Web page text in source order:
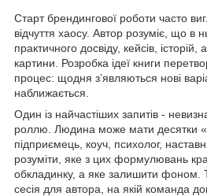
Старт брендингової роботи часто
відчуття хаосу. Автор розуміє, що в
практичного досвіду, кейсів, історій,
картини. Розробка ідеї книги
процес: щодня з’являються нові
наближається.
Один із найчастіших запитів -
роллю. Людина може мати десятки
підприємець, коуч, психолог,
розуміти, яке з цих формулювань
обкладинку, а яке залишити фоном.
сесія для автора, на якій команда